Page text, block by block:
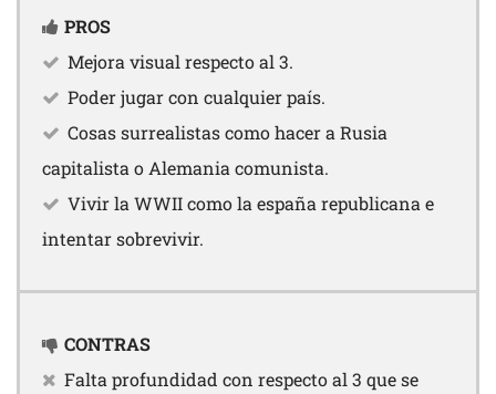
PROS
Mejora visual respecto al 3.
Poder jugar con cualquier país.
Cosas surrealistas como hacer a Rusia
capitalista o Alemania comunista.
Vivir la WWII como la españa republicana e
intentar sobrevivir.
CONTRAS
Falta profundidad con respecto al 3 que se